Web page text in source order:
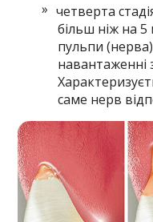
четверта
більш ніж на 5
пульпи
навантаженні
саме нерв